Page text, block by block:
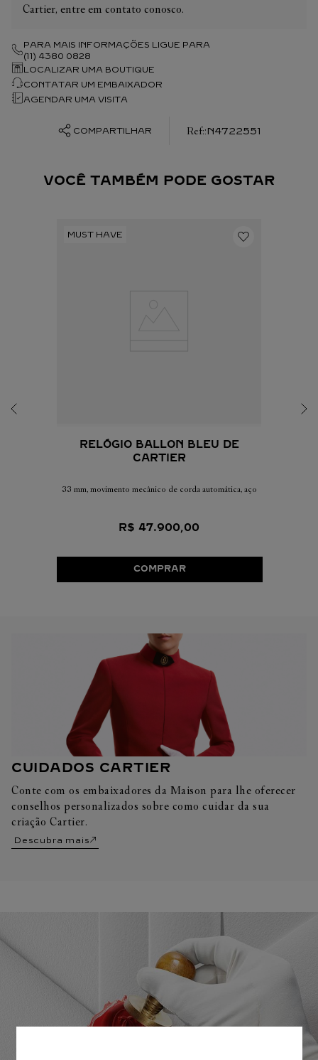
Cartier, entre em contato conosco.
PARA MAIS INFORMAÇÕES LIGUE PARA
(11) 4380 0828
LOCALIZAR UMA BOUTIQUE
CONTATAR UM EMBAIXADOR
AGENDAR UMA VISITA
COMPARTILHAR :N4722551
VOCÊ TAMBÉM PODE GOSTAR
RELÓGIO BALLON BLEU DE
CARTIER
33 mm, movimento mecânico de corda automática, aço
R$ 47.900,00
COMPRAR
CUIDADOS CARTIER
Conte com os embaixadores da Maison para lhe oferecer
conselhos personalizados sobre como cuidar da sua
criação Cartier.
Descubra mais